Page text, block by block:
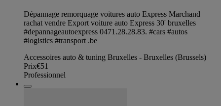
Dépannage remorquage voitures auto Express Marchand
rachat vendre Export voiture auto Express 30' bruxelles
#depannageautoexpress 0471.28.28.83. #cars #autos
#logistics #transport .be
Accessoires auto & tuning Bruxelles - Bruxelles (Brussels)
Prix€51
Professionnel